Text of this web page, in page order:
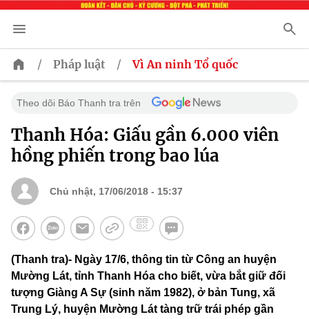
/ Pháp luật / Vì An ninh Tổ quốc
Theo dõi Báo Thanh tra trên
Thanh Hóa: Giấu gần 6.000 viên
hồng phiến trong bao lúa
Chủ nhật, 17/06/2018 - 15:37
(Thanh tra)- Ngày 17/6, thông tin từ Công an huyện
Mường Lát, tỉnh Thanh Hóa cho biết, vừa bắt giữ đối
tượng Giàng A Sự (sinh năm 1982), ở bản Tung, xã
Trung Lý, huyện Mường Lát tàng trữ trái phép gần